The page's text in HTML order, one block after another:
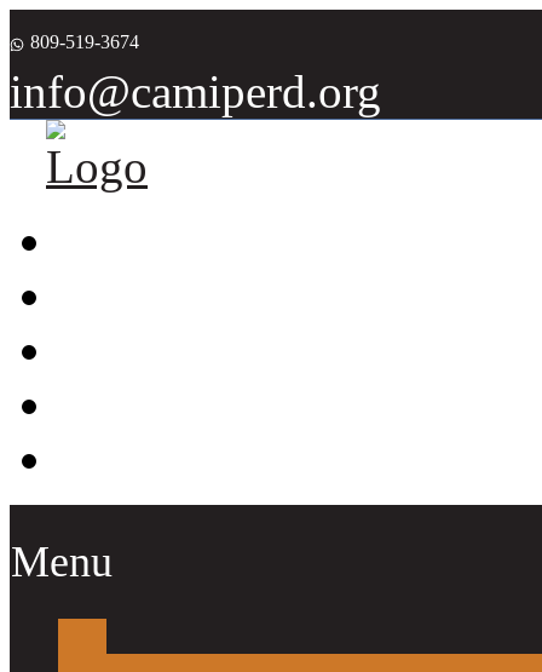
809-519-3674
info@camiperd.org
Menu